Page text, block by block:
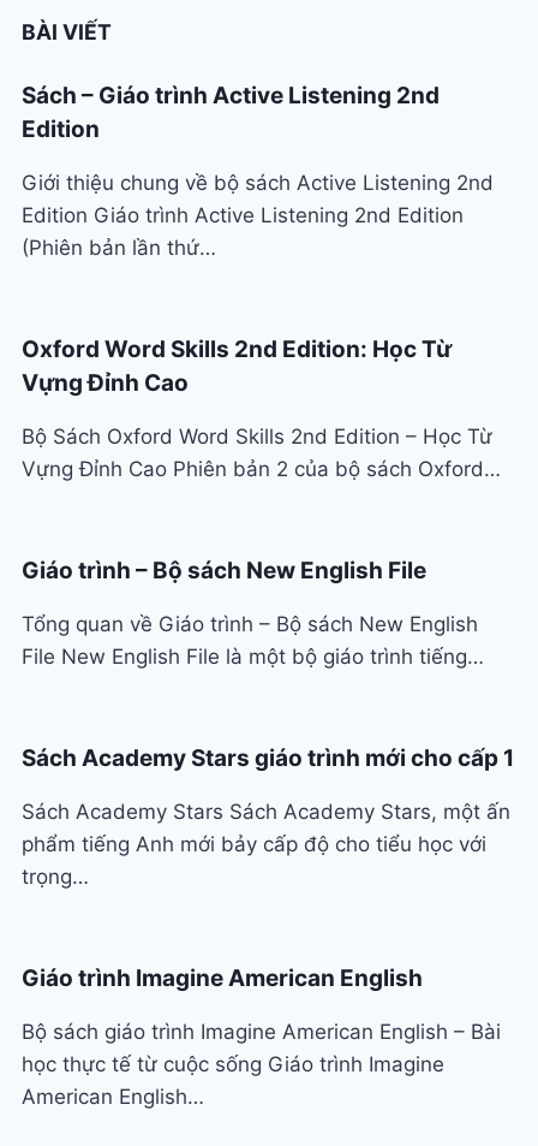
BÀI VIẾT
Sách – Giáo trình Active Listening 2nd
Edition
Giới thiệu chung về bộ sách Active Listening 2nd
Edition Giáo trình Active Listening 2nd Edition
(Phiên bản lần thứ…
Oxford Word Skills 2nd Edition: Học Từ
Vựng Đỉnh Cao
Bộ Sách Oxford Word Skills 2nd Edition – Học Từ
Vựng Đỉnh Cao Phiên bản 2 của bộ sách Oxford…
Giáo trình – Bộ sách New English File
Tổng quan về Giáo trình – Bộ sách New English
File New English File là một bộ giáo trình tiếng…
Sách Academy Stars giáo trình mới cho cấp 1
Sách Academy Stars Sách Academy Stars, một ấn
phẩm tiếng Anh mới bảy cấp độ cho tiểu học với
trọng…
Giáo trình Imagine American English
Bộ sách giáo trình Imagine American English – Bài
học thực tế từ cuộc sống Giáo trình Imagine
American English…